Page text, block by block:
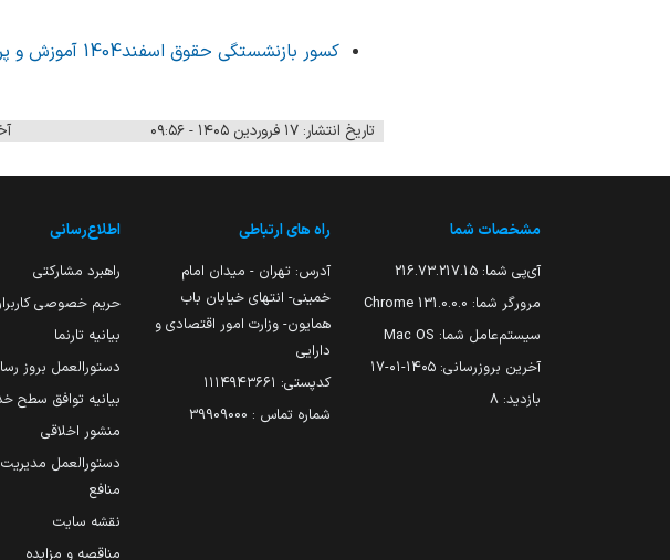
کسور بازنشستگی حقوق اسفند1404 آموزش و پرورش از محل متفرقه
تاریخ انتشار: ۱۷ فروردین ۱۴۰۵ - ۰۹:۵۶
مشخصات شما
آی‌پی شما: 216.73.217.15
مرورگر شما: 131.0.0.0 Chrome
سیستم‌عامل شما: Mac OS
آخرین بروزرسانی: ۱۴۰۵-۰۱-۱۷
بازدید: 8
راه های ارتباطی
آدرس: تهران - میدان امام
خمینی- انتهای خیابان باب
همایون- وزارت امور اقتصادی و
دارایی
کدپستی: ۱۱۱۴۹۴۳۶۶۱
شماره تماس : 39909000
اطلاع‌رسانی
راهبرد مشارکتی
حریم خصوصی
بیانیه تارنما
دستورالعمل بروز
بیانیه توافق سطح
منشور اخلاقی
دستورالعمل
منافع
نقشه سایت
مناقصه و مزایده